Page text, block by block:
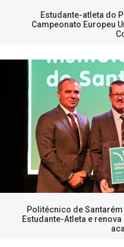
Estudante-atleta do
Campeonato Europeu
Politécnico de
Estudante-Atleta e